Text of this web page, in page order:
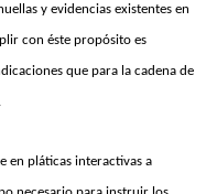
y evidencias existentes en
con éste propósito es
que para la cadena de
en pláticas interactivas a